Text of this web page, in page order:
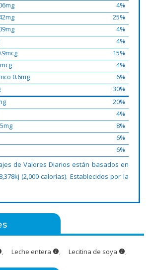
4%
25%
4%
4%
15%
4%
0.6mg
6%
30%
20%
4%
8%
6%
6%
de Valores Diarios están basados en
(2,000 calorías). Establecidos por la
, Leche entera , Lecitina de soya ,